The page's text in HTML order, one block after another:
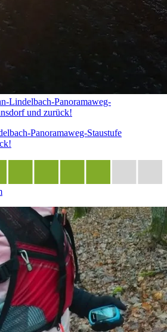
Lindelbach-Panoramaweg-
und zurück!
Panoramaweg-Staustufe